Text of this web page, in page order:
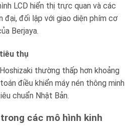
LCD hiển thị trực quan và các
đại, đối lập với giao diện phím cơ
Berjaya.
thụ
thường thấp hơn khoảng
điều khiển máy nén thông minh
chuẩn Nhật Bản.
các mô hình kinh